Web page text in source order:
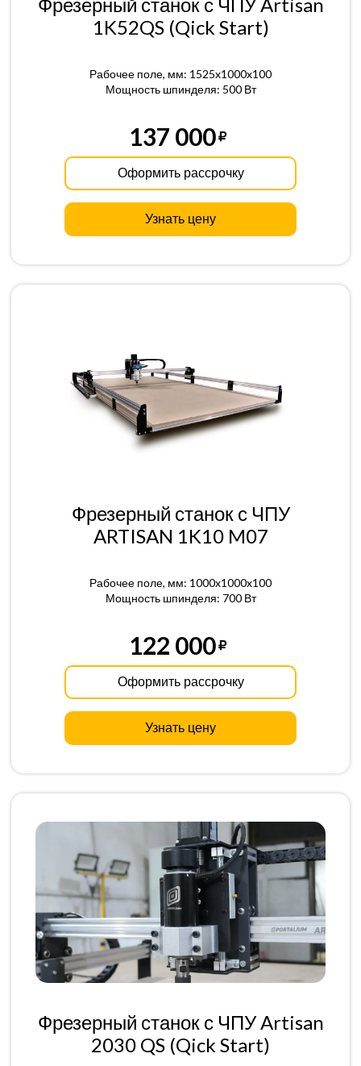
1K52QS (Qick Start)
Рабочее поле, мм: 1525x1000x100
Мощность шпинделя: 500 Вт
137 000
Оформить рассрочку
Узнать цену
Фрезерный станок с ЧПУ
ARTISAN 1K10 M07
Рабочее поле, мм: 1000x1000x100
Мощность шпинделя: 700 Вт
122 000
Оформить рассрочку
Узнать цену
Фрезерный станок с ЧПУ Artisan
2030 QS (Qick Start)